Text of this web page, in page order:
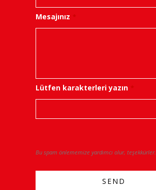
Mesajınız *
Lütfen karakterleri yazın *
Bu spam önlememize yardımcı olur, teşekkürler.
SEND